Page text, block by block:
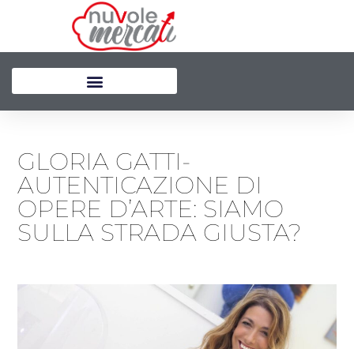
GLORIA GATTI-
AUTENTICAZIONE DI
OPERE D’ARTE: SIAMO
SULLA STRADA GIUSTA?